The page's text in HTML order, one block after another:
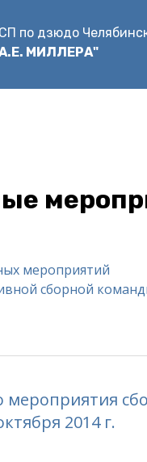
по дзюдо
МИЛЛЕРА"
мероприятий
сборной
мероприятия
2014 г.